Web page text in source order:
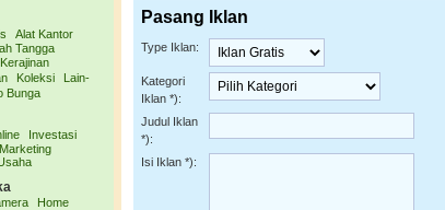
Alat Kantor
Tangga
Kerajinan
Koleksi
Lain-
Bunga
Investasi
Home
Pasang Iklan
Type Iklan:
Kategori
Iklan *):
Judul Iklan
*):
Isi Iklan *):